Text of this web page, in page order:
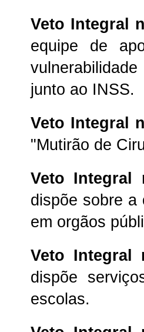
Veto Integral
equipe de
junto ao INSS.
Veto Integral
"Mutirão de
Veto Integral
dispõe sobre a
em orgãos
Veto Integral
dispõe
escolas.